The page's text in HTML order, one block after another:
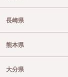
長崎県
熊本県
大分県